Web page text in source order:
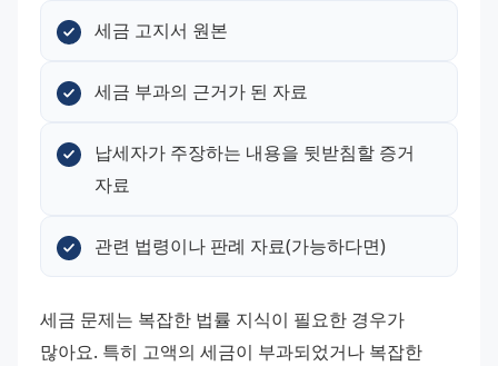
세금 고지서 원본
세금 부과의 근거가 된 자료
납세자가 주장하는 내용을 뒷받침할 증거
자료
관련 법령이나 판례 자료(가능하다면)
세금 문제는 복잡한 법률 지식이 필요한 경우가
많아요. 특히 고액의 세금이 부과되었거나 복잡한